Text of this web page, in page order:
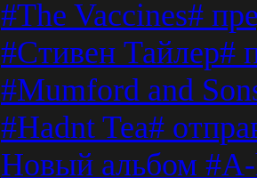
#The Vaccines#
#Стивен Тайлер#
#Mumford and
#Hadnt Tea#
Новый альбом #A-